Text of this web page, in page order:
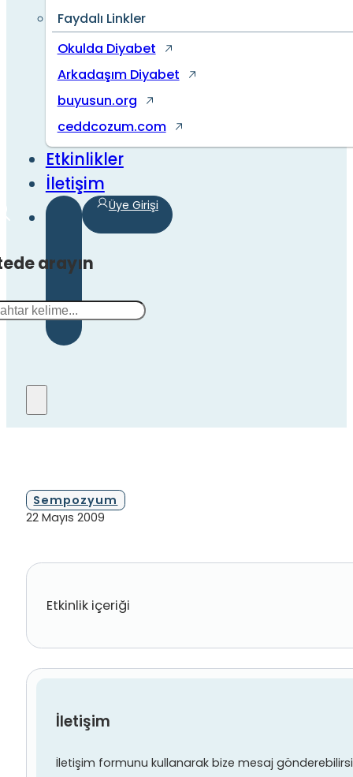
Faydalı Linkler
Okulda Diyabet
Arkadaşım Diyabet
buyusun.org
ceddcozum.com
Etkinlikler
İletişim
arayın
Üye Girişi
Sempozyum
22 Mayıs 2009
Etkinlik içeriği
İletişim
İletişim formunu kullanarak bize mesaj